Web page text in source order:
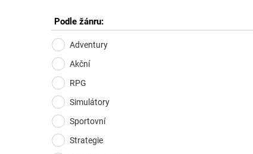
Podle žánru:
Adventury
Akční
RPG
Simulátory
Sportovní
Strategie